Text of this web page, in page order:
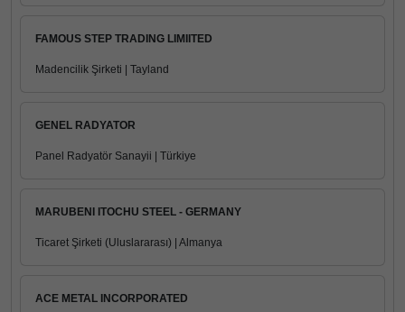
FAMOUS STEP TRADING LIMIITED
Madencilik Şirketi | Tayland
GENEL RADYATOR
Panel Radyatör Sanayii | Türkiye
MARUBENI ITOCHU STEEL - GERMANY
Ticaret Şirketi (Uluslararası) | Almanya
ACE METAL INCORPORATED